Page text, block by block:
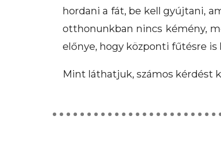
hordani a fát, be kell gyújtani,
otthonunkban nincs kémény,
előnye, hogy központi fűtésre
Mint láthatjuk, számos kérdést